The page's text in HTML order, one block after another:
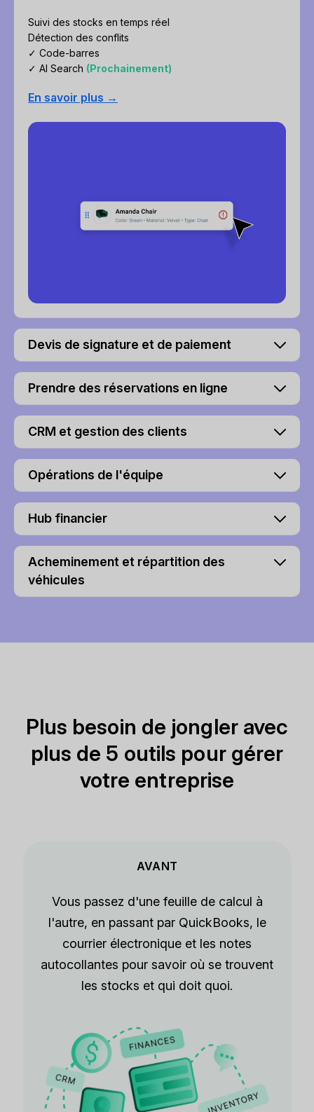
Suivi des stocks en temps réel
Détection des conflits
✓ Code-barres
✓ AI Search (Prochainement)
En savoir plus →
Devis de signature et de paiement
Prendre des réservations en ligne
CRM et gestion des clients
Opérations de l'équipe
Hub financier
Acheminement et répartition des
véhicules
Plus besoin de jongler avec
plus de 5 outils pour gérer
votre entreprise
AVANT
Vous passez d'une feuille de calcul à
l'autre, en passant par QuickBooks, le
courrier électronique et les notes
autocollantes pour savoir où se trouvent
les stocks et qui doit quoi.